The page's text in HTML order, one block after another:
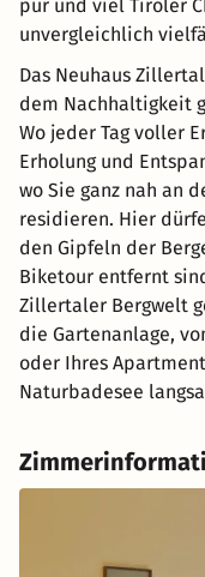
pur und viel Tiroler
unvergleichlich
Das Neuhaus
dem Nachhaltigkeit
Wo jeder Tag voller
Erholung und
wo Sie ganz nah an
residieren. Hier
den Gipfeln der
Biketour entfernt
Zillertaler Bergwelt
die Gartenanlage,
oder Ihres
Naturbadesee